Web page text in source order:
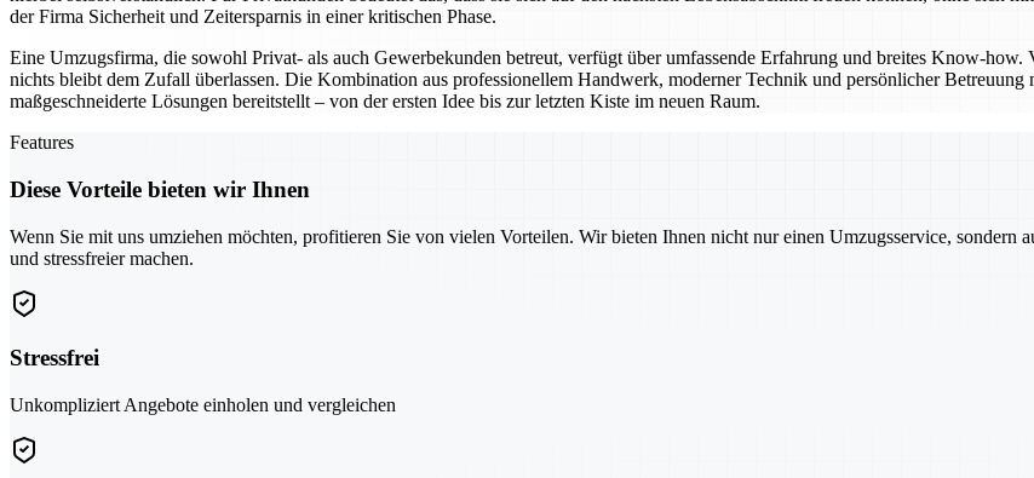
der Firma Sicherheit und Zeitersparnis in einer kritischen Phase.
Eine Umzugsfirma, die sowohl Privat- als auch Gewerbekunden betreut, verfügt über umfassende Erfahrung und breites Know-
nichts bleibt dem Zufall überlassen. Die Kombination aus professionellem Handwerk, moderner Technik und persönlicher
maßgeschneiderte Lösungen bereitstellt – von der ersten Idee bis zur letzten Kiste im neuen Raum.
Features
Diese Vorteile bieten wir Ihnen
Wenn Sie mit uns umziehen möchten, profitieren Sie von vielen Vorteilen. Wir bieten Ihnen nicht nur einen Umzugsservice,
und stressfreier machen.
Stressfrei
Unkompliziert Angebote einholen und vergleichen